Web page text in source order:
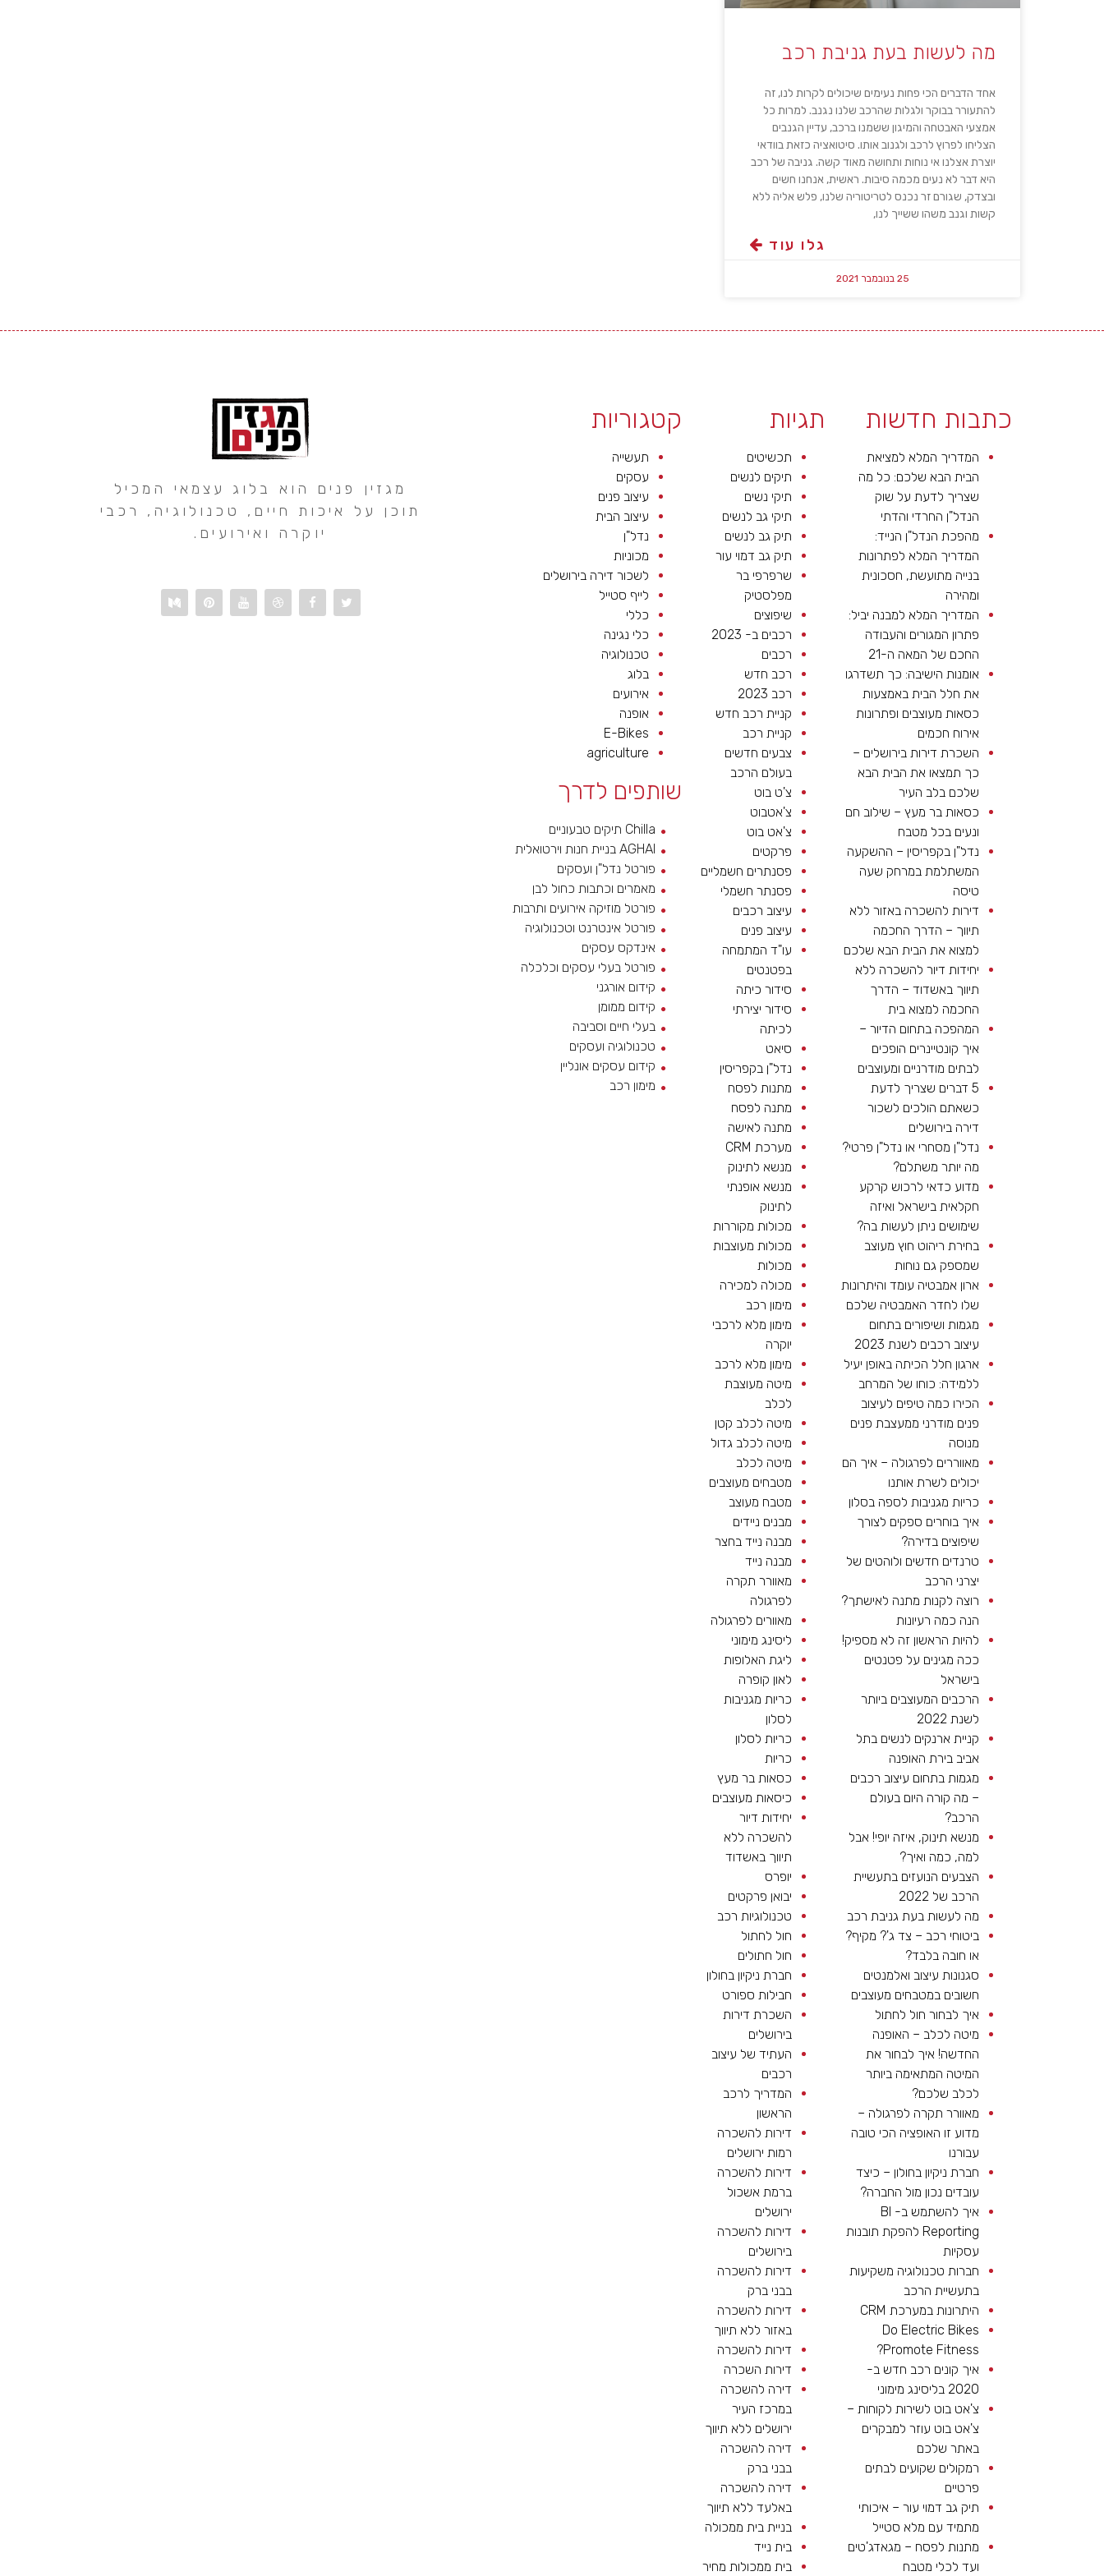
מה לעשות בעת גניבת רכב
אחד הדברים הכי פחות נעימים שיכולים לקרות לנו, זה
להתעורר בבוקר ולגלות שהרכב שלנו נגנב. למרות כל
אמצעי האבטחה והמיגון ששמנו ברכב, עדיין הגנבים
הצליחו לפרוץ לרכב ולגנוב אותו. סיטואציה כזאת בוודאי
יוצרת אצלנו אי נוחות ותחושה מאוד קשה. גניבה של רכב
היא דבר לא נעים מכמה סיבות. ראשית, אנחנו חשים
ובצדק, שגורם זר נכנס לטריטוריה שלנו, פלש אליה ללא
קשות וגנב משהו ששייך לנו,
גלו עוד
25 בנובמבר 2021
כתבות חדשות
המדריך המלא למציאת
הבית הבא שלכם: כל מה
שצריך לדעת על שוק
הנדל"ן החרדי והדתי
מהפכת הנדל"ן הנייד:
המדריך המלא לפתרונות
בנייה מתועשת, חסכונית
ומהירה
המדריך המלא למבנה יביל:
פתרון המגורים והעבודה
החכם של המאה ה-21
אומנות הישיבה: כך תשדרגו
את חלל הבית באמצעות
כסאות מעוצבים ופתרונות
אירוח חכמים
השכרת דירות בירושלים –
כך תמצאו את הבית הבא
שלכם בלב העיר
כסאות בר מעץ – שילוב חם
ונעים בכל מטבח
נדל"ן בקפריסין – ההשקעה
המשתלמת במרחק שעה
טיסה
דירות להשכרה באזור ללא
תיווך – הדרך החכמה
למצוא את הבית הבא שלכם
יחידות דיור להשכרה ללא
תיווך באשדוד – הדרך
החכמה למצוא בית
המהפכה בתחום הדיור –
איך קונטיינרים הופכים
לבתים מודרניים ומעוצבים
5 דברים שצריך לדעת
כשאתם הולכים לשכור
דירה בירושלים
נדל"ן מסחרי או נדל"ן פרטי?
מה יותר משתלם?
מדוע כדאי לרכוש קרקע
חקלאית בישראל ואיזה
שימושים ניתן לעשות בה?
בחירת ריהוט חוץ מעוצב
שמספק גם נוחות
ארון אמבטיה עומד והיתרונות
שלו לחדר האמבטיה שלכם
מגמות ושיפורים בתחום
עיצוב רכבים לשנת 2023
ארגון חלל הכיתה באופן יעיל
ללמידה: כוחו של המרחב
הכירו כמה טיפים לעיצוב
פנים מודרני ממעצבת פנים
מנוסה
מאווררים לפרגולה – איך הם
יכולים לשרת אותנו
כריות מגניבות לספה בסלון
איך בוחרים ספקים לצורך
שיפוצים בדירה?
טרנדים חדשים ולוהטים של
יצרני הרכב
רוצה לקנות מתנה לאישתך?
הנה כמה רעיונות
להיות הראשון זה לא מספיק!
ככה מגינים על פטנטים
בישראל
הרכבים המעוצבים ביותר
לשנת 2022
קניית ארנקים לנשים בתל
אביב בירת האופנה
מגמות בתחום עיצוב רכבים
– מה קורה היום בעולם
הרכב?
מנשא תינוק, איזה יופי! אבל
למה, כמה ואיך?
הצבעים הנועזים בתעשיית
הרכב של 2022
מה לעשות בעת גניבת רכב
ביטוחי רכב – צד ג'? מקיף?
או חובה בלבד?
סגנונות עיצוב ואלמנטים
חשובים במטבחים מעוצבים
איך לבחור חול לחתול
מיטה לכלב – האופנה
החדשה! איך לבחור את
המיטה המתאימה ביותר
לכלב שלכם?
מאוורר תקרה לפרגולה –
מדוע זו האופציה הכי טובה
עבורנו
חברת ניקיון בחולון – כיצד
עובדים נכון מול החברה?
איך להשתמש ב- BI
Reporting להפקת תובנות
עסקיות
חברות טכנולוגיה משקיעות
בתעשיית הרכב
היתרונות במערכת CRM
Do Electric Bikes
Promote Fitness?
איך קונים רכב חדש ב-
2020 בליסינג מימוני
צ'אט בוט לשירות לקוחות –
צ'אט בוט עוזר למבקרים
באתר שלכם
רמקולים שקועים לבתים
פרטיים
תיק גב דמוי עור – איכותי
מתמיד עם מלא סטייל
מתנות לפסח – מגאדג'טים
ועד לכלי מטבח
תגיות
תכשיטים
תיקים לנשים
תיקי נשים
תיקי גב לנשים
תיק גב לנשים
תיק גב דמוי עור
שרפרפי בר
מפלסטיק
שיפוצים
רכבים ב- 2023
רכבים
רכב חדש
רכב 2023
קניית רכב חדש
קניית רכב
צבעים חדשים
בעולם הרכב
צ'ט בוט
צ'אטבוט
צ'אט בוט
פרקטים
פסנתרים חשמליים
פסנתר חשמלי
עיצוב רכבים
עיצוב פנים
עו"ד המתמחה
בפטנטים
סידור כיתה
סידור יצירתי
לכיתה
סיאט
נדל"ן בקפריסין
מתנות לפסח
מתנה לפסח
מתנה לאישה
מערכת CRM
מנשא לתינוק
מנשא אופנתי
לתינוק
מכולות מקוררות
מכולות מעוצבות
מכולות
מכולה למכירה
מימון רכב
מימון מלא לרכבי
יוקרה
מימון מלא לרכב
מיטה מעוצבת
לכלב
מיטה לכלב קטן
מיטה לכלב גדול
מיטה לכלב
מטבחים מעוצבים
מטבח מעוצב
מבנים ניידים
מבנה נייד בחצר
מבנה נייד
מאוורר תקרה
לפרגולה
מאוורים לפרגולה
ליסינג מימוני
ליגת האלופות
לאון קופרה
כריות מגניבות
לסלון
כריות לסלון
כריות
כסאות בר מעץ
כיסאות מעוצבים
יחידות דיור
להשכרה ללא
תיווך באשדוד
יופרס
יבואן פרקטים
טכנולוגיות רכב
חול לחתול
חול חתולים
חברת ניקיון בחולון
חבילות ספורט
השכרת דירות
בירושלים
העתיד של עיצוב
רכבים
המדריך לרכב
הראשון
דירות להשכרה
רמות ירושלים
דירות להשכרה
ברמת אשכול
ירושלים
דירות להשכרה
בירושלים
דירות להשכרה
בבני ברק
דירות להשכרה
באזור ללא תיווך
דירות להשכרה
דירות השכרה
דירה להשכרה
במרכז העיר
ירושלים ללא תיווך
דירה להשכרה
בבני ברק
דירה להשכרה
באלעד ללא תיווך
בניית בית ממכולה
בית נייד
בית ממכולות מחיר
קטגוריות
תעשייה
עסקים
עיצוב פנים
עיצוב הבית
נדל"ן
מכוניות
לשכור דירה בירושלים
לייף סטייל
כללי
כלי נגינה
טכנולוגיה
בלוג
אירועים
אופנה
E-Bikes
agriculture
שותפים לדרך
Chilla תיקים טבעוניים
AGHAI בניית חנות וירטואלית
פורטל נדל"ן ועסקים
מאמרים וכתבות כחול לבן
פורטל מוזיקה אירועים ותרבות
פורטל אינטרנט וטכנולוגיה
אינדקס עסקים
פורטל בעלי עסקים וכלכלה
קידום אורגני
קידום ממומן
בעלי חיים וסביבה
טכנולוגיה ועסקים
קידום עסקים אונליין
מימון רכב
מגזין פנים הוא בלוג עצמאי המכיל
תוכן על איכות חיים, טכנולוגיה, רכבי
יוקרה ואירועים.